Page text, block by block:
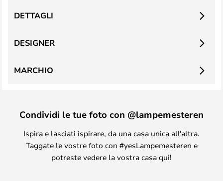
DETTAGLI
DESIGNER
MARCHIO
Condividi le tue foto con @lampemesteren
Ispira e lasciati ispirare, da una casa unica all'altra.
Taggate le vostre foto con #yesLampemesteren e
potreste vedere la vostra casa qui!